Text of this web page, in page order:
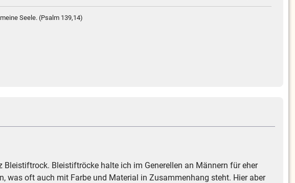
Seele. (Psalm 139,14)
Bleistiftröcke halte ich im Generellen an Männern für eher
was oft auch mit Farbe und Material in Zusammenhang steht. Hier aber